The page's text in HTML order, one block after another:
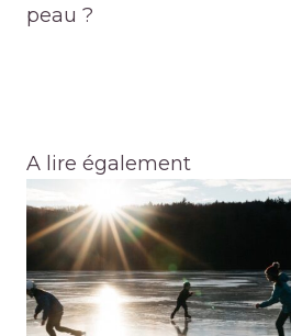
peau ?
A lire également